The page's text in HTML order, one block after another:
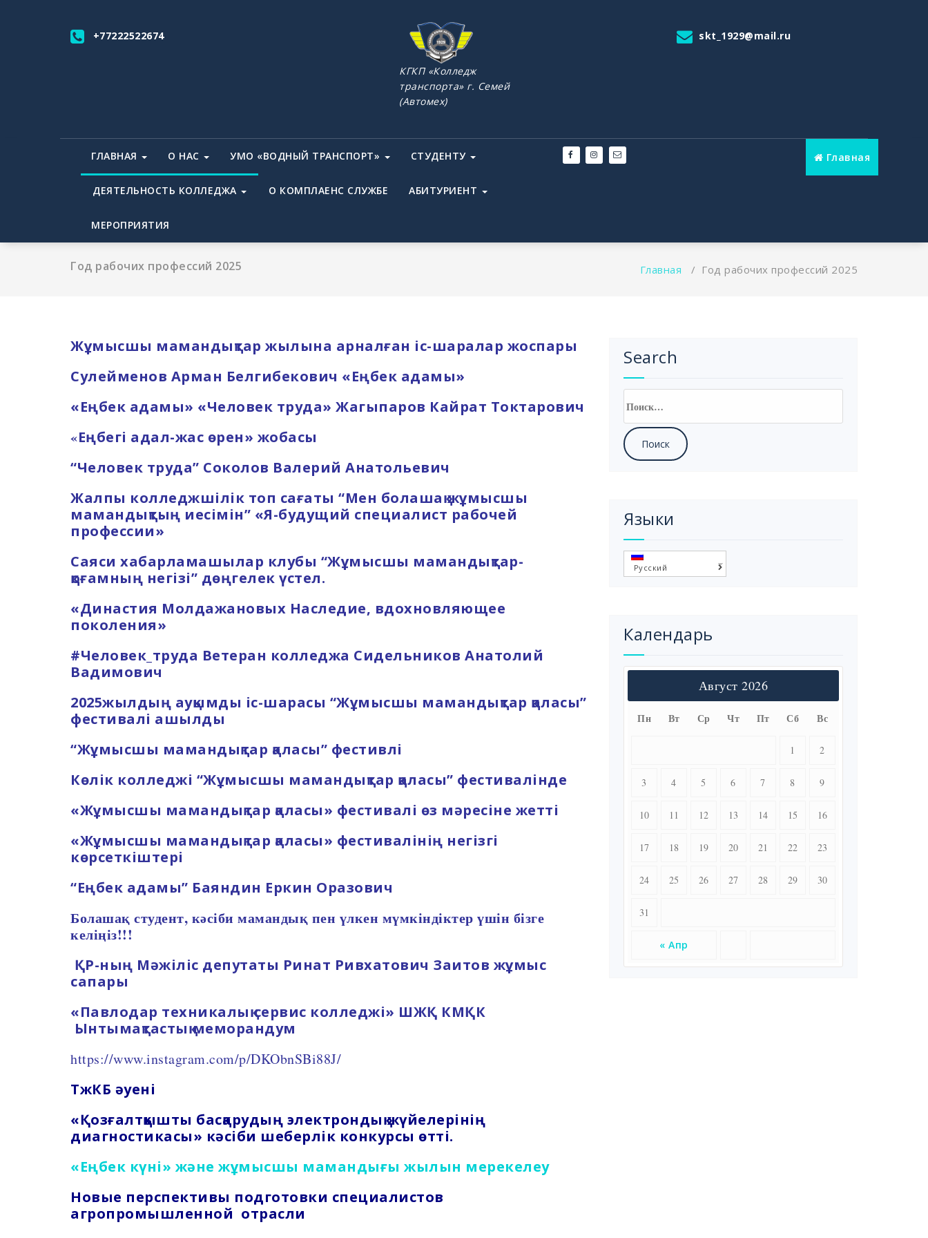
+77222522674
КГКП «Колледж
транспорта» г. Семей
(Автомех)
skt_1929@mail.ru
ГЛАВНАЯ О НАС УМО «ВОДНЫЙ ТРАНСПОРТ» СТУДЕНТУ
ДЕЯТЕЛЬНОСТЬ КОЛЛЕДЖА О КОМПЛАЕНС СЛУЖБЕ АБИТУРИЕНТ
МЕРОПРИЯТИЯ
Главная
Год рабочих профессий 2025 Главная / Год рабочих профессий 2025
Жұмысшы мамандықтар жылына арналған іс-шаралар жоспары
Сулейменов Арман Белгибекович «Еңбек адамы»
«Еңбек адамы» «Человек труда» Жагыпаров Кайрат Токтарович
«Еңбегі адал-жас өрен» жобасы
“Человек труда” Соколов Валерий Анатольевич
Жалпы колледжшілік топ сағаты “Мен болашақ жұмысшы
мамандықтың иесімін” «Я-будущий специалист рабочей
профессии»
Саяси хабарламашылар клубы “Жұмысшы мамандықтар-
қоғамның негізі” дөңгелек үстел.
«Династия Молдажановых Наследие, вдохновляющее
поколения»
#Человек_труда Ветеран колледжа Сидельников Анатолий
Вадимович
2025жылдың ауқымды іс-шарасы “Жұмысшы мамандықтар қаласы”
фестивалі ашылды
“Жұмысшы мамандықтар қаласы” фестивлі
Көлік колледжі “Жұмысшы мамандықтар қаласы” фестивалінде
«Жұмысшы мамандықтар қаласы» фестивалі өз мәресіне жетті
«Жұмысшы мамандықтар қаласы» фестивалінің негізгі
көрсеткіштері
“Еңбек адамы” Баяндин Еркин Оразович
Болашақ студент, кәсіби мамандық пен үлкен мүмкіндіктер үшін бізге
келіңіз!!!
ҚР-ның Мәжіліс депутаты Ринат Ривхатович Заитов жұмыс
сапары
«Павлодар техникалық сервис колледжі» ШЖҚ КМҚК
Ынтымақтастық меморандум
https://www.instagram.com/p/DKObnSBi88J/
ТжКБ әуені
«Қозғалтқышты басқарудың электрондық жүйелерінің
диагностикасы» кәсіби шеберлік конкурсы өтті.
«Еңбек күні» және жұмысшы мамандығы жылын мерекелеу
Новые перспективы подготовки специалистов
агропромышленной отрасли
Search
Языки
Русский
Календарь
Август 2026
Пн Вт Ср Чт Пт Сб Вс
« Апр
1 2
3 4 5 6 7 8 9
10 11 12 13 14 15 16
17 18 19 20 21 22 23
24 25 26 27 28 29 30
31